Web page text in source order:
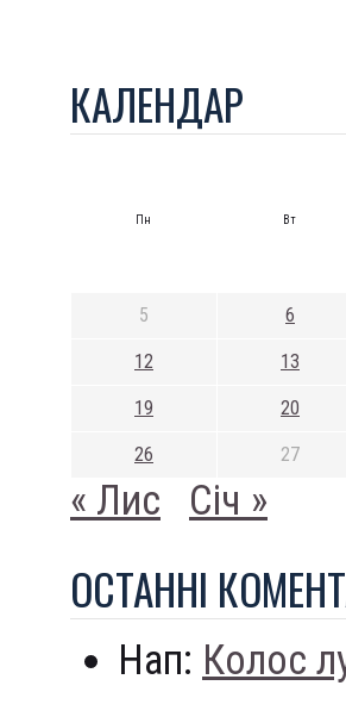
КАЛЕНДАР
Пн Вт
5 6
12 13
19 20
26 27
« Лис Січ »
ОСТАННI
Нап: Колос